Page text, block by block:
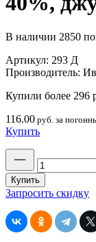
В наличии 2850
Артикул: 293 Д
Производитель:
Купили более 296
116.00 руб. за
Купить
товара
Брезент
огнеупорный
293
Д,
Купить
Запросить скидку